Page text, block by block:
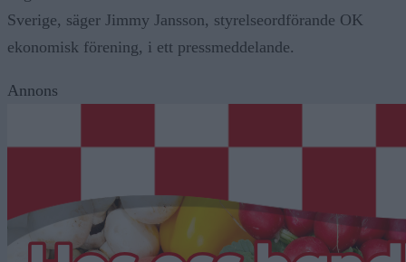
Sverige, säger Jimmy Jansson, styrelseordförande OK
ekonomisk förening, i ett pressmeddelande.
Annons